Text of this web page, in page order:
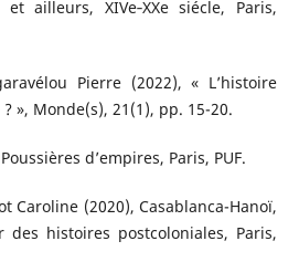
ailleurs, XIVe‐XXe siécle, Paris,
Pierre (2022), « L’histoire
», Monde(s), 21(1), pp. 15-20.
d’empires, Paris, PUF.
Caroline (2020), Casablanca-Hanoï,
histoires postcoloniales, Paris,